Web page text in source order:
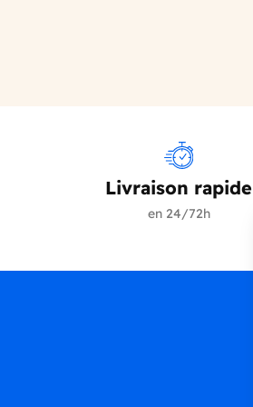
Livraison rapide
en 24/72h